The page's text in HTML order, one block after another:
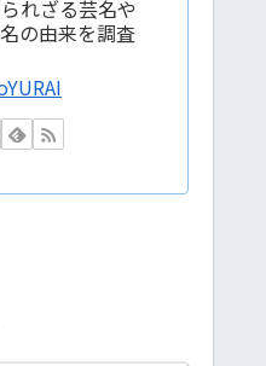
れざる芸名や
の由来を調査